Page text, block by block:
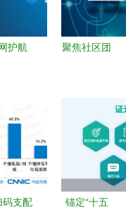
护航
聚焦社区团
码支配
锚定“十五